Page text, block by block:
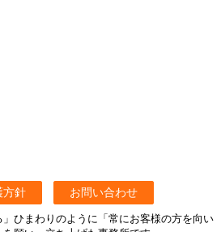
方針 お問い合わせ
」ひまわりのように「常にお客様の方を向い